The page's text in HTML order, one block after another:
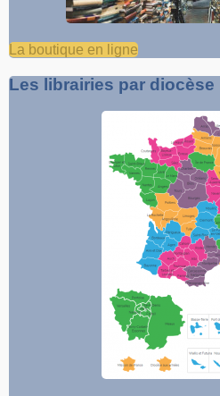
La boutique en ligne
Les librairies par diocèse